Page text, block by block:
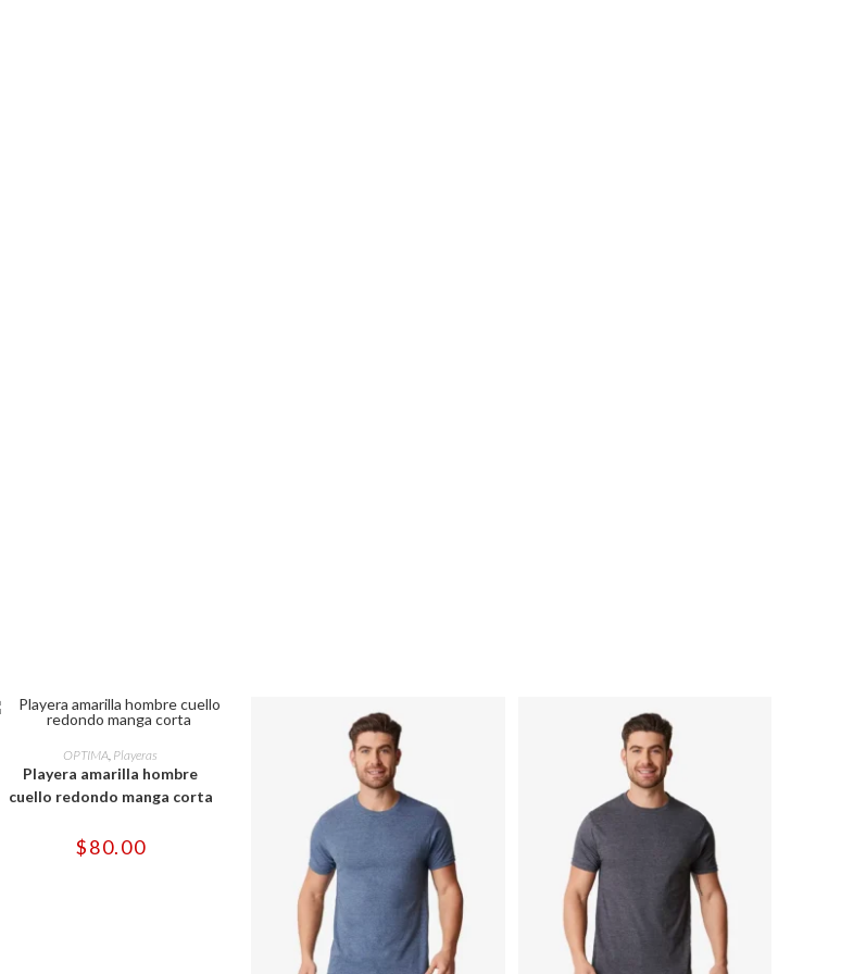
SELECCIONAR OPCIONES
Este
producto
tiene
múltiples
variantes.
se
pueden
OPTIMA, Playeras
Playera amarilla hombre
cuello redondo manga corta
$80.00